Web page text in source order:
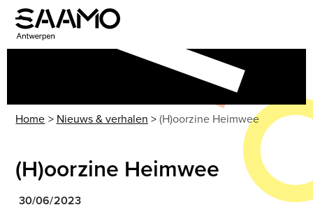
Skip
content
Open
mobile
Close
mobile
Home > Nieuws & verhalen >(H)oorzine Heimwee
(H)oorzine Heimwee
30/06/2023